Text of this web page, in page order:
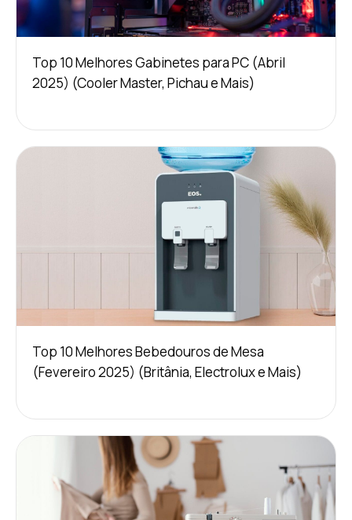
Top 10 Melhores Gabinetes para PC (Abril
2025) (Cooler Master, Pichau e Mais)
Top 10 Melhores Bebedouros de Mesa
(Fevereiro 2025) (Britânia, Electrolux e Mais)